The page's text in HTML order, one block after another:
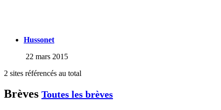
Hussonet
22 mars 2015
2 sites référencés au total
Brèves Toutes les brèves